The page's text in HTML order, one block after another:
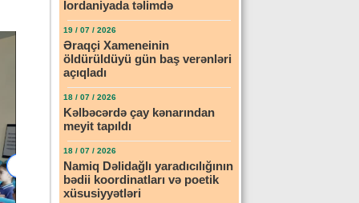
İordaniyada təlimdə
19 / 07 / 2026
Əraqçi Xameneinin
öldürüldüyü gün baş verənləri
açıqladı
18 / 07 / 2026
Kəlbəcərdə çay kənarından
meyit tapıldı
18 / 07 / 2026
Namiq Dəlidağlı yaradıcılığının
bədii koordinatları və poetik
xüsusiyyətləri